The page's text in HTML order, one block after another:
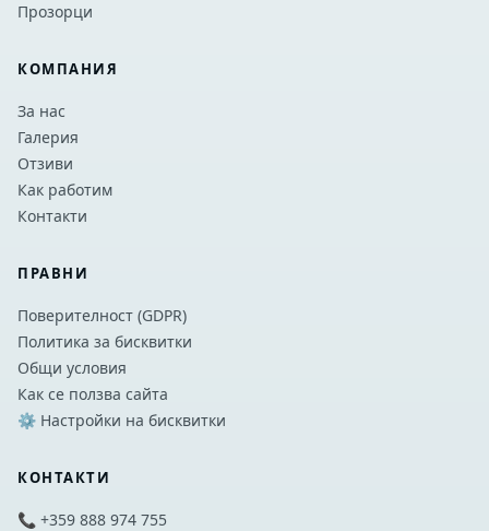
Прозорци
КОМПАНИЯ
За нас
Галерия
Отзиви
Как работим
Контакти
ПРАВНИ
Поверителност (GDPR)
Политика за бисквитки
Общи условия
Как се ползва сайта
⚙️ Настройки на бисквитки
КОНТАКТИ
📞 +359 888 974 755